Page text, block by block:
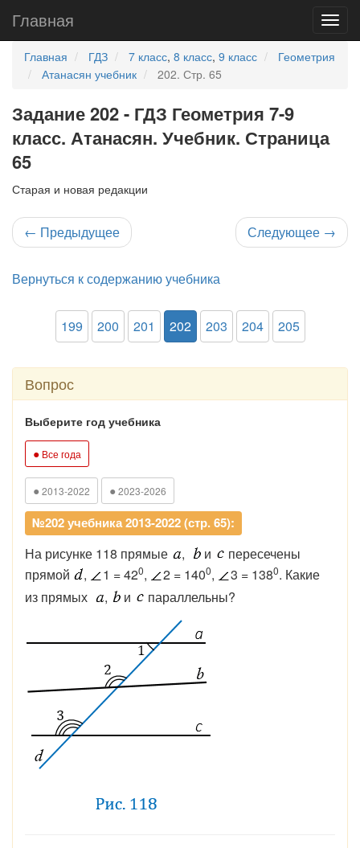
Главная
Главная ГДЗ 7 класс, 8 класс, 9 класс
Геометрия
Атанасян учебник
202. Стр. 65
Задание 202 - ГДЗ Геометрия 7-9
класс. Атанасян. Учебник. Страница
65
Старая и новая редакции
← Предыдущее Следующее →
Вернуться к содержанию учебника
199 200 201 202 203 204 205
Вопрос
Выберите год учебника
● Все года
● 2013-2022 ● 2023-2026
№202 учебника 2013-2022 (стр. 65):
На рисунке 118 прямые , и
пересечены
прямой
, 1 = 420, 2 = 1400, 3 = 1380. Какие
из прямых
, и параллельны?